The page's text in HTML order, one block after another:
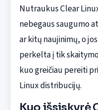
Nutraukus Clear
nebegaus saugumo
ar kitų naujinimų, o
perkelta į tik
kuo greičiau pereiti
Linux distribucijų.
Kuo išsiskyrė